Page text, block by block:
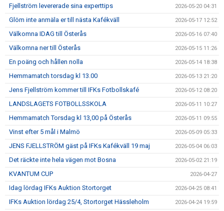
Fjellström levererade sina experttips 2026-05-20 04:31
Glöm inte anmäla er till nästa Kafékväll 2026-05-17 12:52
Välkomna IDAG till Österås 2026-05-16 07:40
Välkomna ner till Österås 2026-05-15 11:26
En poäng och hållen nolla 2026-05-14 18:38
Hemmamatch torsdag kl 13.00 2026-05-13 21:20
Jens Fjellström kommer till IFKs Fotbollskafé 2026-05-12 08:20
LANDSLAGETS FOTBOLLSSKOLA 2026-05-11 10:27
Hemmamatch Torsdag kl 13,00 på Österås 2026-05-11 09:55
Vinst efter 5 mål i Malmö 2026-05-09 05:33
JENS FJELLSTRÖM gäst på IFKs Kafékväll 19 maj 2026-05-04 06:03
Det räckte inte hela vägen mot Bosna 2026-05-02 21:19
KVANTUM CUP 2026-04-27
Idag lördag IFKs Auktion Stortorget 2026-04-25 08:41
IFKs Auktion lördag 25/4, Stortorget Hässleholm 2026-04-24 19:59